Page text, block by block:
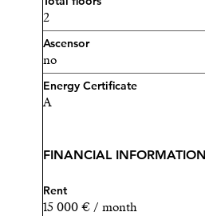
2
Ascensor
no
Energy Certificate
A
FINANCIAL
Rent
15 000 € / month